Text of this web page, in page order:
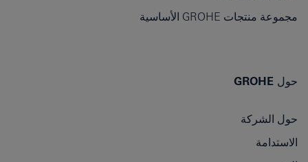
مجموعة منتجات GROHE الأساسية
حول GROHE
حول الشركة
الاستدامة